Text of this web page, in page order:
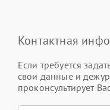
Контактная
Если требуется
свои данные и
проконсультирует